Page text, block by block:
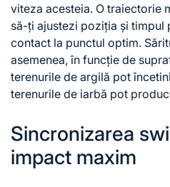
viteza acesteia. O traiectorie
să-ți ajustezi poziția și timpul
contact la punctul optim.
asemenea, în funcție de
terenurile de argilă pot
terenurile de iarbă pot
Sincronizarea
impact maxim